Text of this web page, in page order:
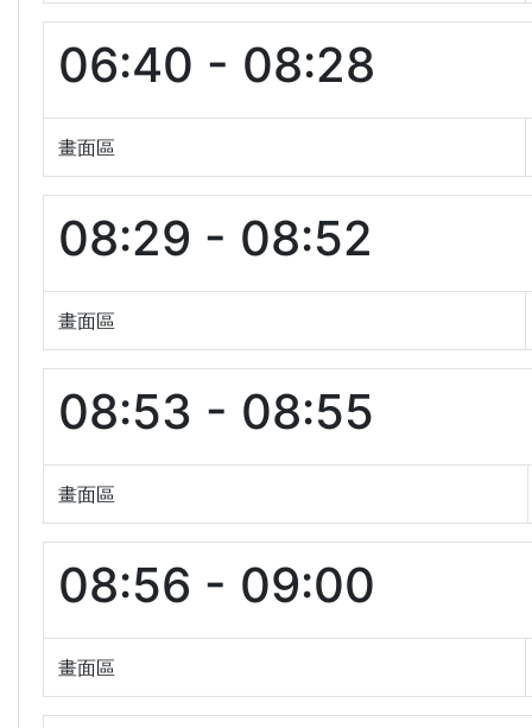
06:40 - 08:28
畫面區
08:29 - 08:52
畫面區
08:53 - 08:55
畫面區
08:56 - 09:00
畫面區